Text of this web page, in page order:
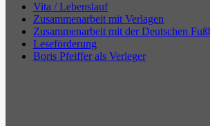
Vita / Lebenslauf
Zusammenarbeit mit Verlagen
Zusammenarbeit mit der Deutschen
Leseförderung
Boris Pfeiffer als Verleger